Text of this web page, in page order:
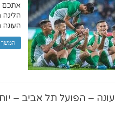
המשך
– הפועל תל אביב –